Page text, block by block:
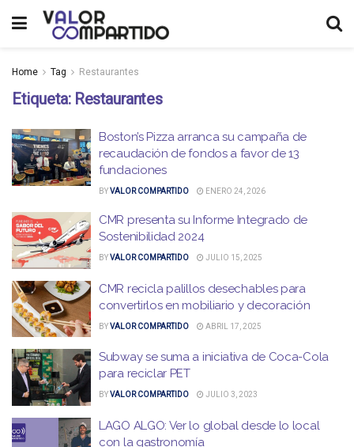
Home Tag Restaurantes
Etiqueta: Restaurantes
Boston’s Pizza arranca su campaña de
recaudación de fondos a favor de 13
fundaciones
BYVALOR COMPARTIDO ENERO 24, 2026
CMR presenta su Informe Integrado de
Sostenibilidad 2024
BYVALOR COMPARTIDO JULIO 15, 2025
CMR recicla palillos desechables para
convertirlos en mobiliario y decoración
BYVALOR COMPARTIDO ABRIL 17, 2025
Subway se suma a iniciativa de Coca-Cola
para reciclar PET
BYVALOR COMPARTIDO JULIO 3, 2023
LAGO ALGO: Ver lo global desde lo local
con la gastronomía